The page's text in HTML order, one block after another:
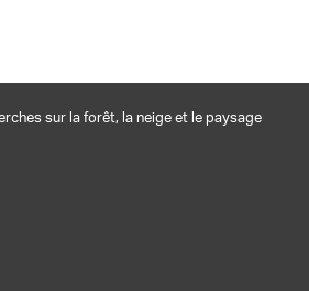
sur la forêt, la neige et le paysage